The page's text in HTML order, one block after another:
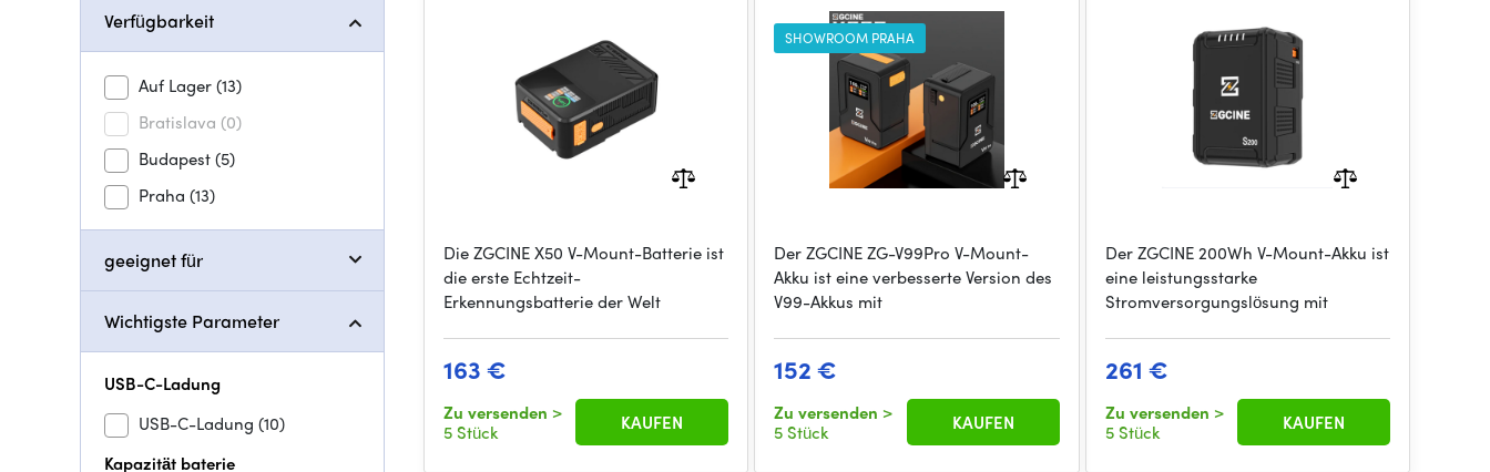
Verfügbarkeit
Auf Lager(13)
Bratislava (0)
Budapest(5)
Praha (13)
geeignet für
Wichtigste Parameter
USB-C-Ladung
USB-C-Ladung (10)
Kapazität baterie
Die ZGCINE X50 V-Mount-Batterie ist
die erste Echtzeit-
Erkennungsbatterie der Welt
163 €
Zu versenden >
5 Stück
KAUFEN
SHOWROOM PRAHA
Der ZGCINE ZG-V99Pro V-Mount-
Akku ist eine verbesserte Version des
V99-Akkus mit
152 €
Zu versenden >
5 Stück
KAUFEN
Der ZGCINE 200Wh V-Mount-Akku ist
eine leistungsstarke
Stromversorgungslösung mit
261 €
Zu versenden >
5 Stück
KAUFEN